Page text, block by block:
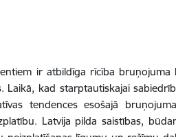
ir atbildīga rīcība bruņojuma
Laikā, kad starptautiskajai
tendences esošajā
Latvija pilda saistības,